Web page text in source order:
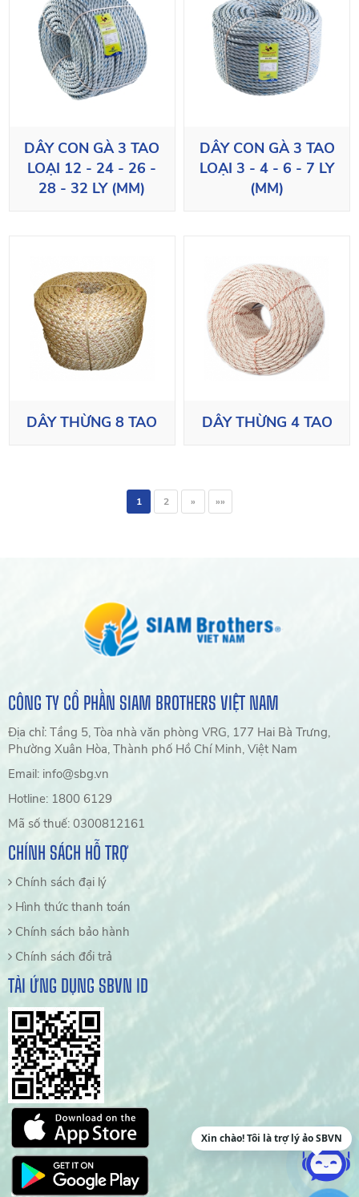
DÂY CON GÀ 3 TAO
LOẠI 12 - 24 - 26 -
28 - 32 LY (MM)
DÂY CON GÀ 3 TAO
LOẠI 3 - 4 - 6 - 7 LY
(MM)
DÂY THỪNG 8 TAO DÂY THỪNG 4 TAO
1 2 » »»
CÔNG TY CỔ PHẦN SIAM BROTHERS VIỆT NAM
Địa chỉ: Tầng 5, Tòa nhà văn phòng VRG, 177 Hai Bà Trưng,
Phường Xuân Hòa, Thành phố Hồ Chí Minh, Việt Nam
Email: info@sbg.vn
Hotline: 1800 6129
Mã số thuế: 0300812161
CHÍNH SÁCH HỖ TRỢ
Chính sách đại lý
Hình thức thanh toán
Chính sách bảo hành
Chính sách đổi trả
TẢI ỨNG DỤNG SBVN ID
Xin chào! Tôi là trợ lý ảo SBVN